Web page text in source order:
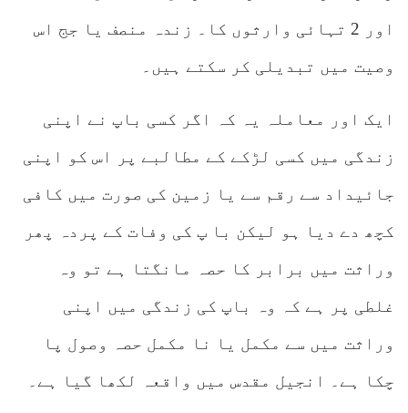
اور 2 تہائی وارثوں کا۔ زندہ منصف یا جج اس
وصیت میں تبدیلی کر سکتے ہیں۔
ایک اور معاملہ یہ کہ اگر کسی باپ نے اپنی
زندگی میں کسی لڑکے کے مطالبے پر اس کو اپنی
جائیداد سے رقم سے یا زمین کی صورت میں کافی
کچھ دے دیا ہو لیکن با پ کی وفات کے پردہ پھر
وراثت میں برابر کا حصہ مانگتا ہے تو وہ
غلطی پر ہے کہ وہ باپ کی زندگی میں اپنی
وراثت میں سے مکمل یا نا مکمل حصہ وصول پا
چکا ہے۔ انجیل مقدس میں واقعہ لکھا گیا ہے۔